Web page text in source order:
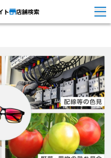
ト 店舗検索